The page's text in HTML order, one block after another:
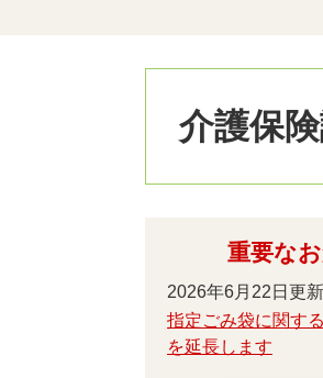
介護保
重要な
2026年6月22日更新
指定ごみ袋に関す
を延長します